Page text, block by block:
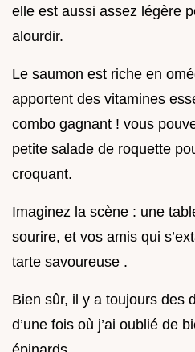
elle est aussi assez légère
alourdir.
Le saumon est riche en
apportent des vitamines
combo gagnant ! vous
petite salade de roquette
croquant.
Imaginez la scène : une
sourire, et vos amis qui
tarte savoureuse .
Bien sûr, il y a toujours des
d’une fois où j’ai oublié de